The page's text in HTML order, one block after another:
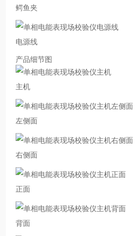
鳄鱼夹
电源线
产品细节图
主机
左侧面
右侧面
正面
背面